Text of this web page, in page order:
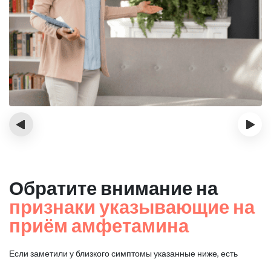
‹ ›
Обратите внимание на
признаки указывающие на
приём амфетамина
Если заметили у близкого симптомы указанные ниже, есть